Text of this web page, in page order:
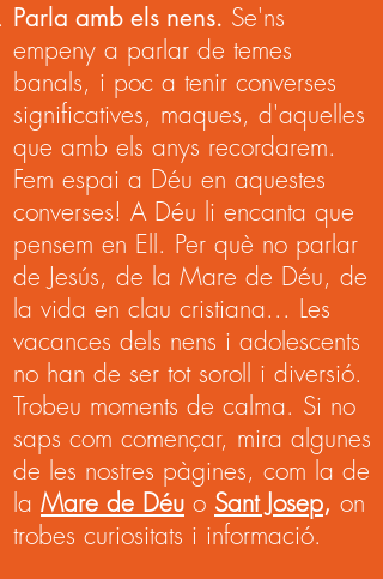
Parla amb els nens. Se'ns
empeny a parlar de temes
banals, i poc a tenir converses
significatives, maques, d'aquelles
que amb els anys recordarem.
Fem espai a Déu en aquestes
converses! A Déu li encanta que
pensem en Ell. Per què no parlar
de Jesús, de la Mare de Déu, de
la vida en clau cristiana... Les
vacances dels nens i adolescents
no han de ser tot soroll i diversió.
Trobeu moments de calma. Si no
saps com començar, mira algunes
de les nostres pàgines, com la de
la Mare de Déu o Sant Josep, on
trobes curiositats i informació.